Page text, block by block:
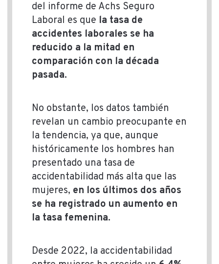
del informe de Achs Seguro
Laboral es que la tasa de
accidentes laborales se ha
reducido a la mitad en
comparación con la década
pasada.
No obstante, los datos también
revelan un cambio preocupante en
la tendencia, ya que, aunque
históricamente los hombres han
presentado una tasa de
accidentabilidad más alta que las
mujeres, en los últimos dos años
se ha registrado un aumento en
la tasa femenina.
Desde 2022, la accidentabilidad